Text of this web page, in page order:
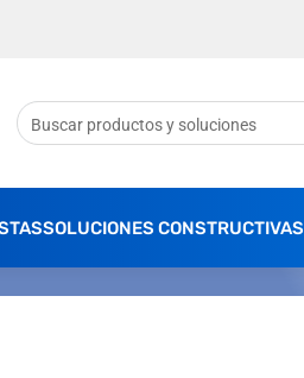
SOLUCIONES CONSTRUCTIVAS